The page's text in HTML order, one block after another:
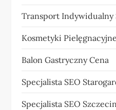
Transport Indywidualny
Kosmetyki
Balon Gastryczny Cena
Specjalista SEO
Specjalista SEO